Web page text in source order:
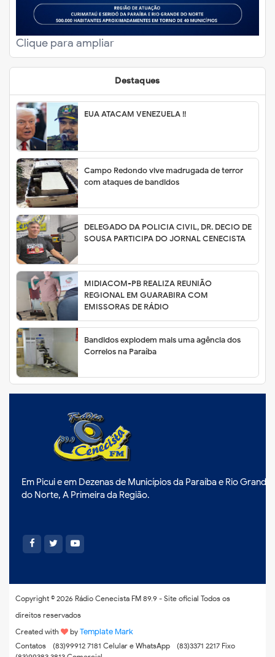
Clique para ampliar
Destaques
EUA ATACAM VENEZUELA !!
Campo Redondo vive madrugada de terror
com ataques de bandidos
DELEGADO DA POLICIA CIVIL, DR. DECIO DE
SOUSA PARTICIPA DO JORNAL CENECISTA
MIDIACOM-PB REALIZA REUNIÃO
REGIONAL EM GUARABIRA COM
EMISSORAS DE RÁDIO
Bandidos explodem mais uma agência dos
Correios na Paraíba
Em Picui e em Dezenas de Municípios da Paraíba e Rio Grande
do Norte, A Primeira da Região.
Copyright © 2026 Rádio Cenecista FM 89.9 - Site oficial Todos os
direitos reservados
Created with
by Template Mark
Contatos (83)99912 7181 Celular e WhatsApp
(83)3371 2217 Fixo